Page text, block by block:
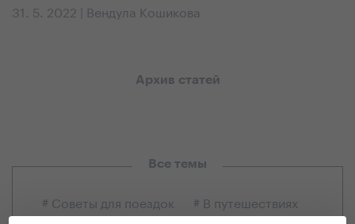
31. 5. 2022 | Вендула Кошикова
Архив статей
Все темы
# Советы для поездок
# В путешествиях